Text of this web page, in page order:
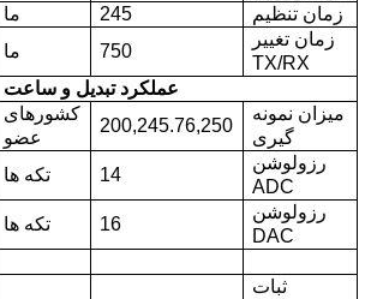
زمان تنظیم
245 ما
زمان تغییر
TX/RX
750 ما
عملکرد تبدیل و ساعت
میزان نمونه
گیری
200,245.76,250
کشورهای
عضو
رزولوشن
ADC
14 تکه ها
رزولوشن
DAC
16
تکه ها
ثبات